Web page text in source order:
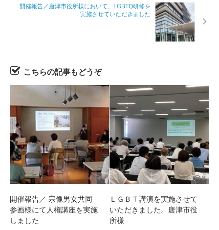
開催報告／唐津市役所様において、LGBTQ研修を
実施させていただきました
こちらの記事もどうぞ
0
開催報告／ 宗像男女共同
参画様にて人権講座を実施
しました
0
ＬＧＢＴ講演を実施させて
いただきました。唐津市役
所様